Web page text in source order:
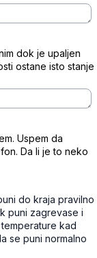
dok je upaljen
ostane isto stanje
Uspem da
Da li je to neko
do kraja pravilno
puni zagrevase i
kad
se puni normalno